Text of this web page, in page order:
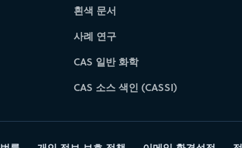
흰색 문서
사례 연구
CAS 일반 화학
CAS 소스 색인 (CASSI)